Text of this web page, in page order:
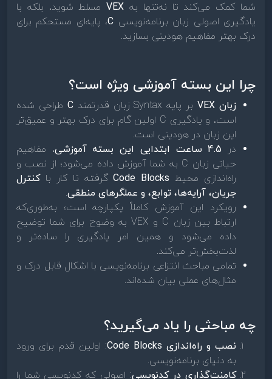
شما کمک می‌کند تا نه‌تنها به VEXمسلط شوید، بلکه با
یادگیری اصولی زبان برنامه‌نویسی C، پایه‌ای مستحکم برای
درک بهتر مفاهیم هودینی بسازید.
چرا این بسته آموزشی ویژه است؟
زبان VEX بر پایه Syntax زبان قدرتمند C طراحی شده
است، و یادگیری C اولین گام برای درک بهتر و عمیق‌تر
این زبان در هودینی است.
در 4.5 ساعت ابتدایی این بسته آموزشی
، مفاهیم
حیاتی زبان C به شما آموزش داده می‌شود؛ از نصب و
راه‌اندازی محیط Code Blocksگرفته تا کار باکنترل
جریان، آرایه‌ها، توابع، و عملگرهای منطقی.
رویکرد این آموزش کاملاً یکپارچه است؛ به‌طوری‌که
ارتباط بین زبان C و VEX به وضوح برای شما توضیح
داده می‌شود و همین امر یادگیری را ساده‌تر و
لذت‌بخش‌تر می‌کند.
تمامی مباحث انتزاعی برنامه‌نویسی با اشکال قابل درک و
مثال‌های عملی بیان شده‌اند.
چه مباحثی را یاد می‌گیرید؟
نصب و راه‌اندازی Code Blocks
: اولین قدم برای ورود
به دنیای برنامه‌نویسی.
کامنت‌گذاری در کدنویسی: اصولی که کدنویسی شما را